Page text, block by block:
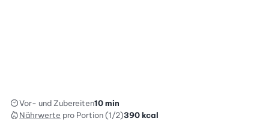
Vor- und Zubereiten10 min
Nährwerte pro Portion (1/2)390kcal